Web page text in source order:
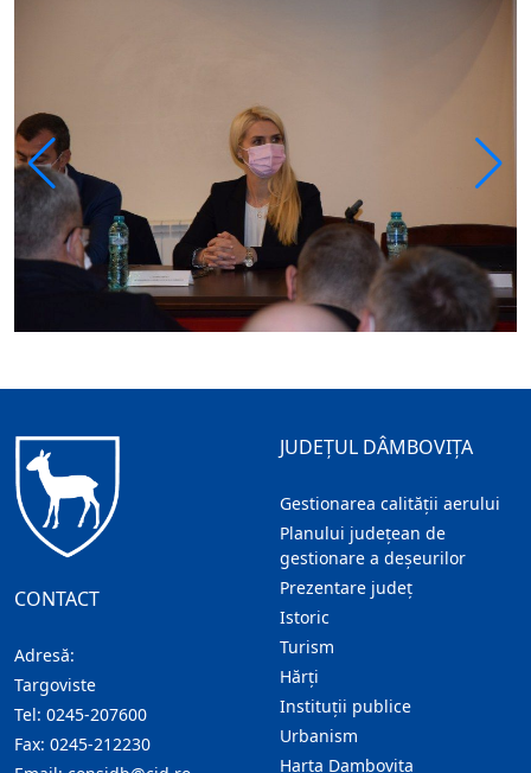
CONTACT
Adresă:
Targoviste
Tel: 0245-207600
Fax: 0245-212230
JUDEȚUL DÂMBOVIȚA
Gestionarea calității aerului
Planului județean de
gestionare a deșeurilor
Prezentare judeţ
Istoric
Turism
Hărţi
Instituţii publice
Urbanism
Harta Dambovita